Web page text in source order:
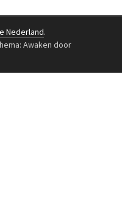
Nederland.
Awaken door